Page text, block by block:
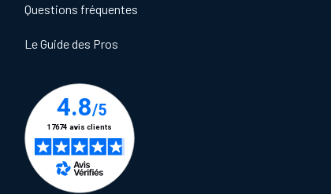
Questions fréquentes
Le Guide des Pros